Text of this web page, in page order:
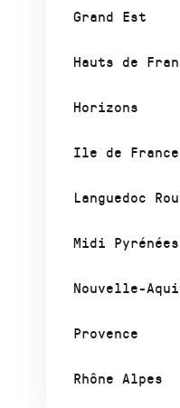
Grand Est
Hauts de
Horizons
Ile de France
Languedoc
Midi Pyrénées
Nouvelle-
Provence
Rhône Alpes